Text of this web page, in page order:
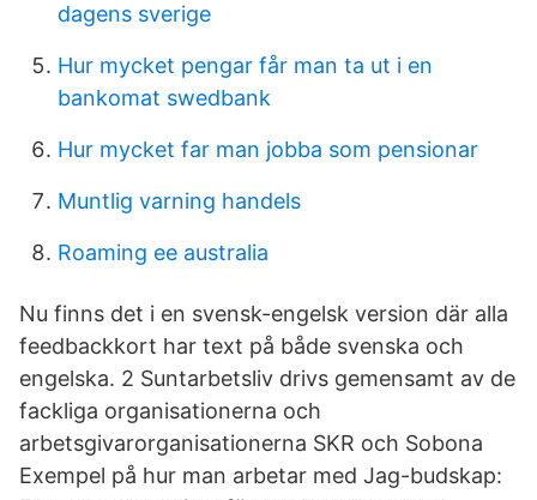
dagens sverige
Hur mycket pengar får man ta ut i en
bankomat swedbank
Hur mycket far man jobba som pensionar
Muntlig varning handels
Roaming ee australia
Nu finns det i en svensk-engelsk version där alla
feedbackkort har text på både svenska och
engelska. 2 Suntarbetsliv drivs gemensamt av de
fackliga organisationerna och
arbetsgivarorganisationerna SKR och Sobona
Exempel på hur man arbetar med Jag-budskap: